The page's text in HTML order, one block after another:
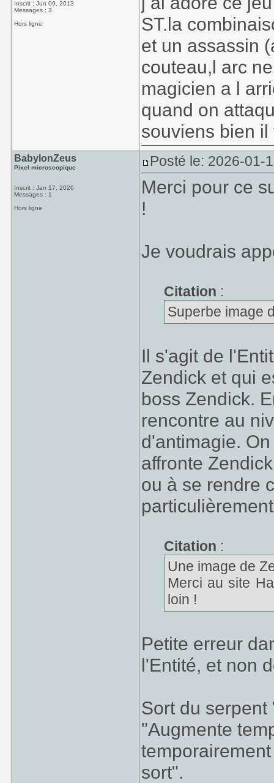
Inscrit : Jun 09, 2013
Messages : 3
Hors ligne
ST.la
et un assassin
couteau,l arc
magicien a l
quand on
souviens bien
BabylonZeus
Pixel microscopique
Inscrit : Jan 17, 2026
Messages : 1
Hors ligne
Posté le: 2026-01-
Merci pour ce
!
Je voudrais
Citation :
Superbe image
Il s'agit de
Zendick et qui
boss Zendick.
rencontre au
d'antimagie.
affronte
ou à se rendre
Citation :
Une image de
Merci au site
loin !
Petite erreur
l'Entité, et non
Sort du
"Augmente
sort".